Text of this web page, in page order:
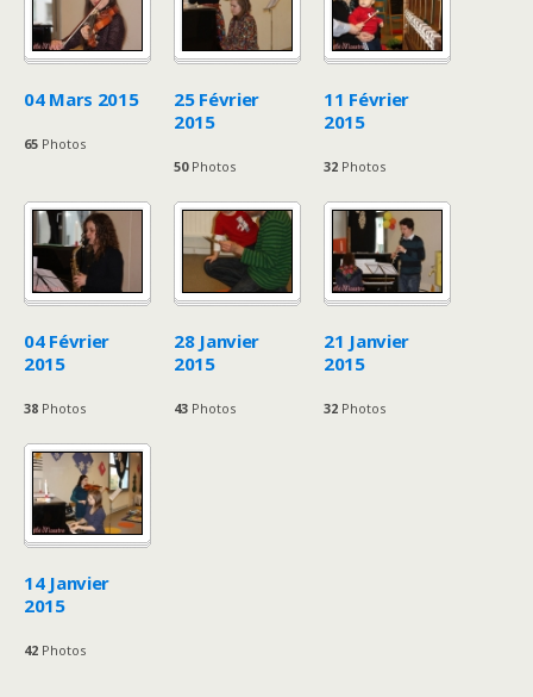
04 Mars 2015
65 Photos
25 Février
2015
50Photos
11 Février
2015
32 Photos
04 Février
2015
38 Photos
28 Janvier
2015
43 Photos
21 Janvier
2015
32 Photos
14 Janvier
2015
42 Photos